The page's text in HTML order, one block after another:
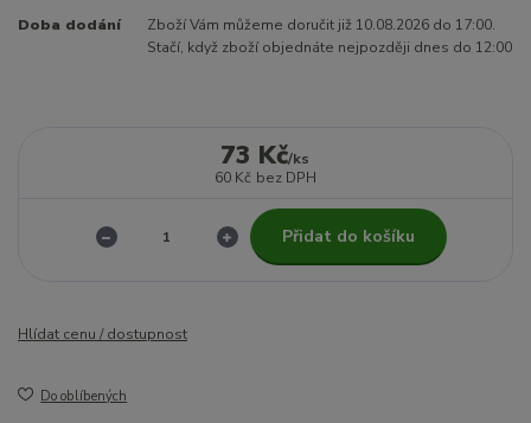
Doba dodání
Zboží Vám můžeme doručit již 10.08.2026 do 17:00.
Stačí, když zboží objednáte nejpozději dnes do 12:00
73 Kč/ks
60 Kč bez DPH
Přidat do košíku
Hlídat cenu / dostupnost
Do oblíbených